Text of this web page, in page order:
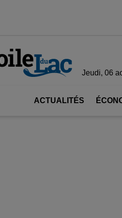
Jeudi, 06
ACTUALITÉS